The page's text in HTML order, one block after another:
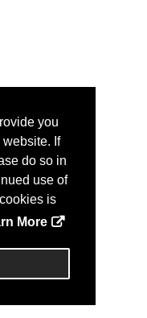
you
If
do so in
use of
is
More